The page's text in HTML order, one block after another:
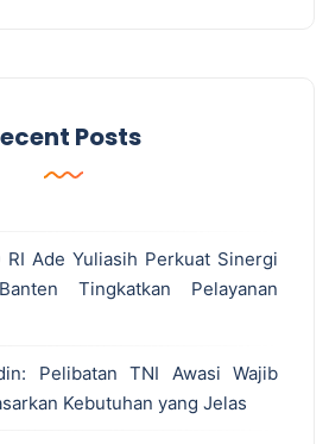
Posts
RI Ade Yuliasih Perkuat Sinergi
Tingkatkan Pelayanan
Pelibatan TNI Awasi Wajib
Kebutuhan yang Jelas